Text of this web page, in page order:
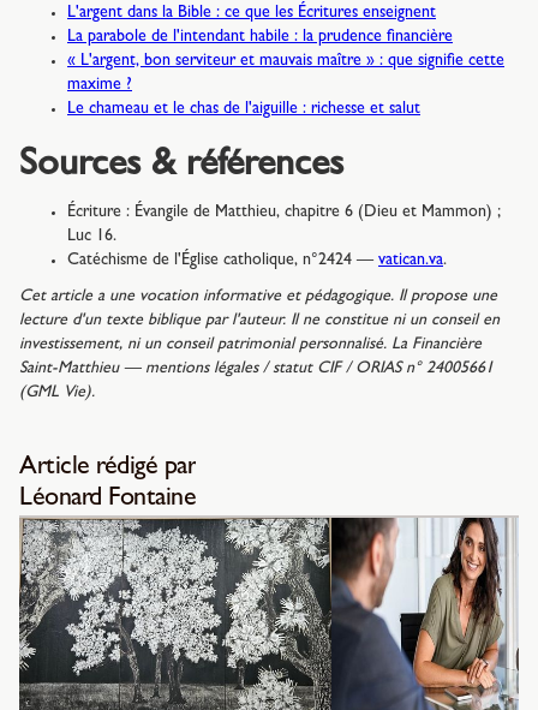
L'argent dans la Bible : ce que les Écritures enseignent
La parabole de l'intendant habile : la prudence financière
« L'argent, bon serviteur et mauvais maître » : que signifie cette
maxime ?
Le chameau et le chas de l'aiguille : richesse et salut
Sources & références
Écriture : Évangile de Matthieu, chapitre 6 (Dieu et Mammon) ;
Luc 16.
Catéchisme de l'Église catholique, n°2424 — vatican.va.
Cet article a une vocation informative et pédagogique. Il propose une
lecture d'un texte biblique par l'auteur. Il ne constitue ni un conseil en
investissement, ni un conseil patrimonial personnalisé. La Financière
Saint-Matthieu — mentions légales / statut CIF / ORIAS n° 24005661
(GML Vie).
Article rédigé par
Léonard Fontaine